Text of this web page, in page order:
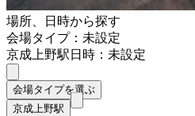
場所、日時から探す
会場タイプ：未設定
京成上野駅日時：未設定
会場タイプを選ぶ
京成上野駅